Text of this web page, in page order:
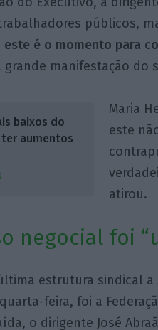
públicos,
este é o momento para
grande manifestação do
baixos do
aumentos
Maria
este
atirou.
negocial foi
estrutura sindical
feira, foi a
o dirigente José